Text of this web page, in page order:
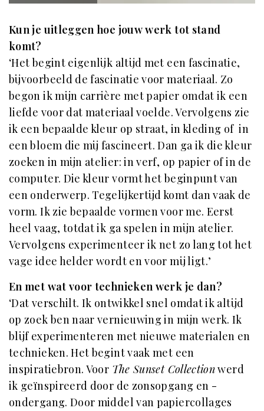
Kun je uitleggen hoe jouw werk tot stand
komt?
‘Het begint eigenlijk altijd met een fascinatie,
bijvoorbeeld de fascinatie voor materiaal. Zo
begon ik mijn carrière met papier omdat ik een
liefde voor dat materiaal voelde. Vervolgens zie
ik een bepaalde kleur op straat, in kleding of in
een bloem die mij fascineert. Dan ga ik die kleur
zoeken in mijn atelier: in verf, op papier of in de
computer. Die kleur vormt het beginpunt van
een onderwerp. Tegelijkertijd komt dan vaak de
vorm. Ik zie bepaalde vormen voor me. Eerst
heel vaag, totdat ik ga spelen in mijn atelier.
Vervolgens experimenteer ik net zo lang tot het
vage idee helder wordt en voor mij ligt.’
En met wat voor technieken werk je dan?
‘Dat verschilt. Ik ontwikkel snel omdat ik altijd
op zoek ben naar vernieuwing in mijn werk. Ik
blijf experimenteren met nieuwe materialen en
technieken. Het begint vaak met een
inspiratiebron. Voor The Sunset Collectionwerd
ik geïnspireerd door de zonsopgang en -
ondergang. Door middel van papiercollages